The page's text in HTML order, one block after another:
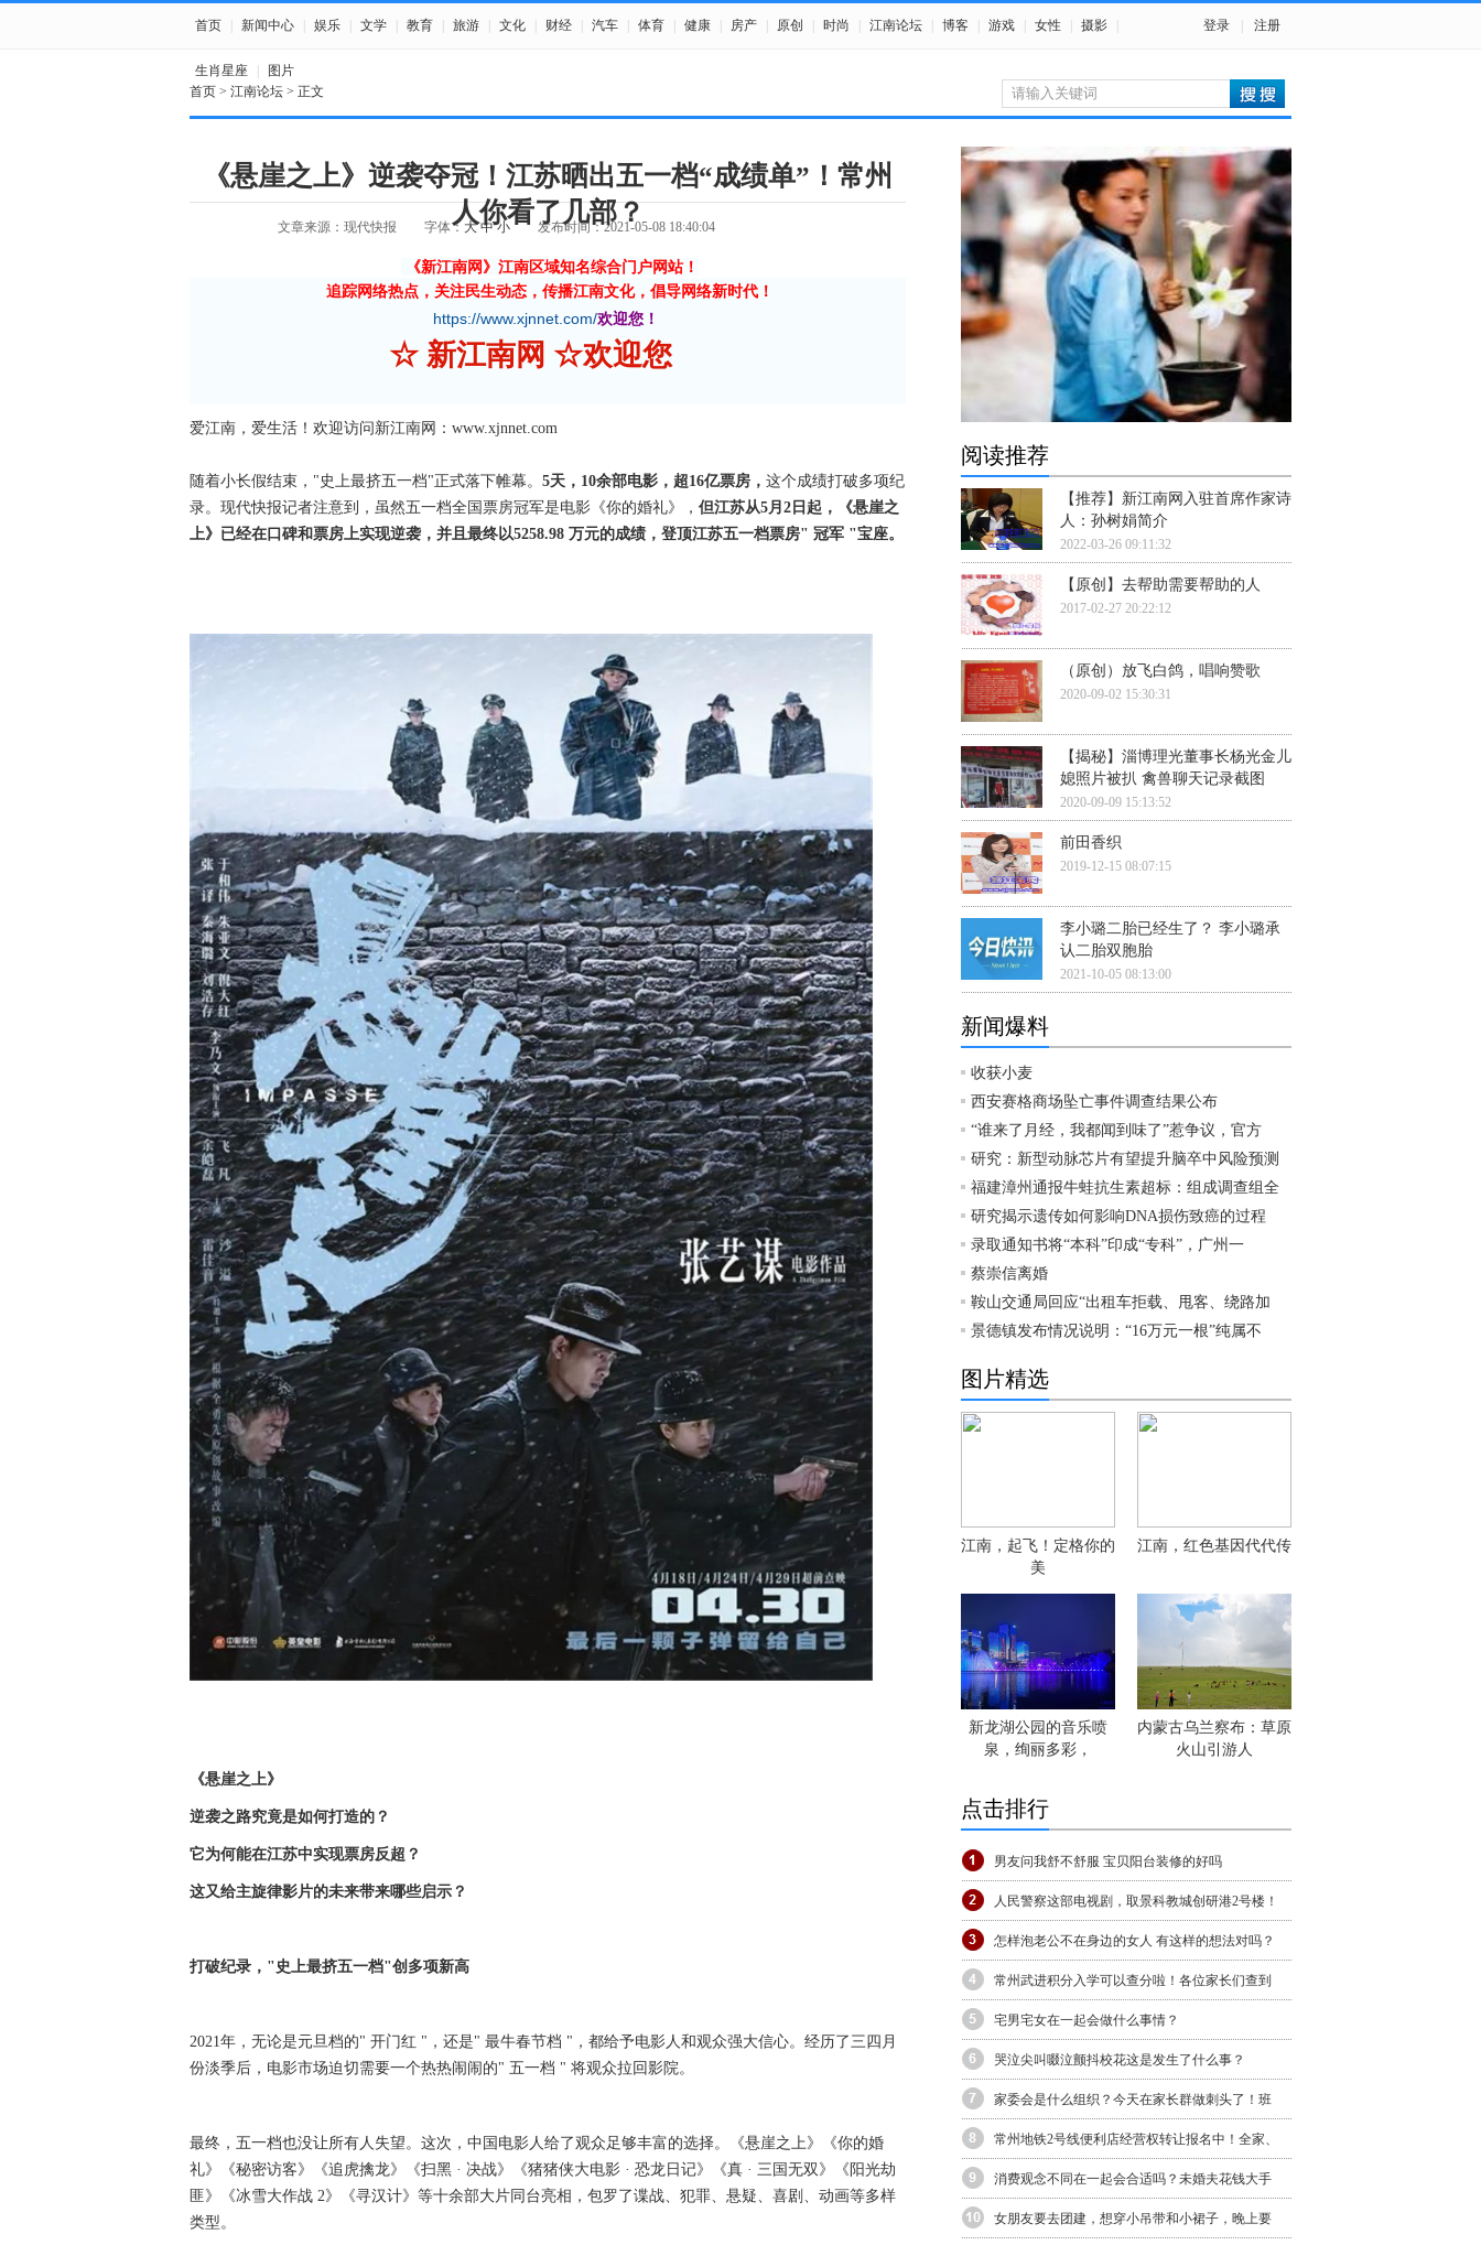
首页 新闻中心 娱乐 文学 教育 旅游 文化 财经 汽车 体育 健康 房产 原创 时尚 江南论坛 博客 游戏 女性 摄影
生肖星座 图片
登录 注册
首页 > 江南论坛 > 正文
《悬崖之上》逆袭夺冠！江苏晒出五一档“成绩单”！常州
人你看了几部？
文章来源：现代快报 字体： 大 中 小 发布时间：2021-05-08 18:40:04
《新江南网》江南区域知名综合门户网站！
追踪网络热点，关注民生动态，传播江南文化，倡导网络新时代！
https://www.xjnnet.com/欢迎您！
☆ 新江南网 ☆欢迎您
爱江南，爱生活！欢迎访问新江南网：www.xjnnet.com
随着小长假结束，"史上最挤五一档"正式落下帷幕。 5天，10余部电影，超16亿票房， 这个成绩打破多项纪
录。现代快报记者注意到，虽然五一档全国票房冠军是电影《你的婚礼》， 但江苏从5月2日起，《悬崖之
上》已经在口碑和票房上实现逆袭，并且最终以5258.98 万元的成绩，登顶江苏五一档票房" 冠军 "宝座。
《悬崖之上》
逆袭之路究竟是如何打造的？
它为何能在江苏中实现票房反超？
这又给主旋律影片的未来带来哪些启示？
打破纪录，"史上最挤五一档"创多项新高
2021年，无论是元旦档的" 开门红 "，还是" 最牛春节档 "，都给予电影人和观众强大信心。经历了三四月
份淡季后，电影市场迫切需要一个热热闹闹的" 五一档 " 将观众拉回影院。
最终，五一档也没让所有人失望。这次，中国电影人给了观众足够丰富的选择。《悬崖之上》《你的婚
礼》《秘密访客》《追虎擒龙》《扫黑 · 决战》《猪猪侠大电影 · 恐龙日记》《真 · 三国无双》《阳光劫
匪》《冰雪大作战 2》《寻汉计》等十余部大片同台亮相，包罗了谍战、犯罪、悬疑、喜剧、动画等多样
类型。
阅读推荐
【推荐】新江南网入驻首席作家诗
人：孙树娟简介
2022-03-26 09:11:32
【原创】去帮助需要帮助的人
2017-02-27 20:22:12
（原创）放飞白鸽，唱响赞歌
2020-09-02 15:30:31
【揭秘】淄博理光董事长杨光金儿
媳照片被扒 禽兽聊天记录截图
2020-09-09 15:13:52
前田香织
2019-12-15 08:07:15
李小璐二胎已经生了？ 李小璐承
认二胎双胞胎
2021-10-05 08:13:00
新闻爆料
收获小麦
西安赛格商场坠亡事件调查结果公布
“谁来了月经，我都闻到味了”惹争议，官方
研究：新型动脉芯片有望提升脑卒中风险预测
福建漳州通报牛蛙抗生素超标：组成调查组全
研究揭示遗传如何影响DNA损伤致癌的过程
录取通知书将“本科”印成“专科”，广州一
蔡崇信离婚
鞍山交通局回应“出租车拒载、甩客、绕路加
景德镇发布情况说明：“16万元一根”纯属不
图片精选
江南，起飞！定格你的
美
江南，红色基因代代传
新龙湖公园的音乐喷
泉，绚丽多彩，
内蒙古乌兰察布：草原
火山引游人
点击排行
男友问我舒不舒服 宝贝阳台装修的好吗
人民警察这部电视剧，取景科教城创研港2号楼！
怎样泡老公不在身边的女人 有这样的想法对吗？
常州武进积分入学可以查分啦！各位家长们查到
宅男宅女在一起会做什么事情？
哭泣尖叫啜泣颤抖校花这是发生了什么事？
家委会是什么组织？今天在家长群做刺头了！班
常州地铁2号线便利店经营权转让报名中！全家、
消费观念不同在一起会合适吗？未婚夫花钱大手
女朋友要去团建，想穿小吊带和小裙子，晚上要